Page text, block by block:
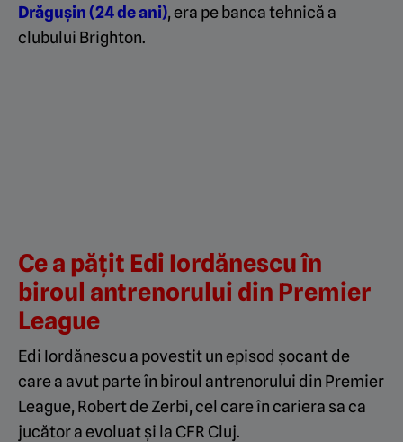
Drăgușin (24 de ani), era pe banca tehnică a
clubului Brighton.
Ce a pățit Edi Iordănescu în
biroul antrenorului din Premier
League
Edi Iordănescu a povestit un episod șocant de
care a avut parte în biroul antrenorului din Premier
League, Robert de Zerbi, cel care în cariera sa ca
jucător a evoluat și la CFR Cluj.